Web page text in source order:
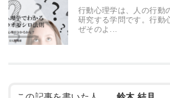
行動心理学は、人の行動
研究する学問です。行動
ぜそのよ...